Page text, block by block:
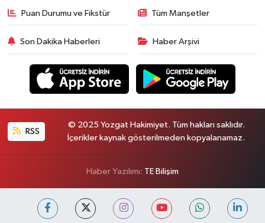
Puan Durumu ve Fikstür Tüm Manşetler
Son Dakika Haberleri Haber Arşivi
RSS
© 2025 Yozgat Hakimiyet. Tüm hakları saklıdır.
İçerikler kaynak gösterilmeden kopyalanamaz.
Haber Yazılımı: TE Bilişim